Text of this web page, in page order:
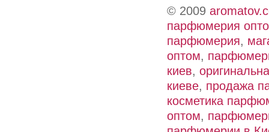
© 2009
парфюмерия
парфюмерия,
оптом,
киев,
киеве, продажа
косметика
оптом,